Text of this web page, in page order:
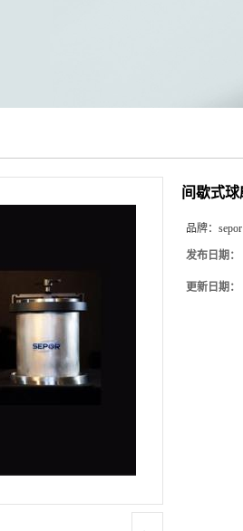
间歇式
品牌： sepor
发布日期：
更新日期：